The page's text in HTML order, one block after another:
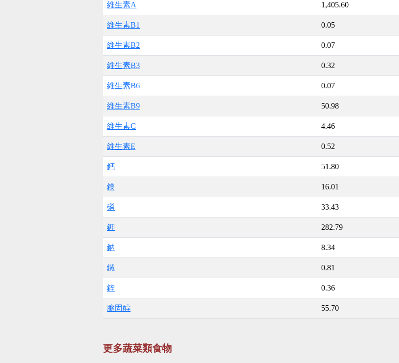
維生素A 1,405.60
維生素B1 0.05
維生素B2 0.07
維生素B3 0.32
維生素B6 0.07
維生素B9 50.98
維生素C 4.46
維生素E 0.52
鈣 51.80
鎂 16.01
磷 33.43
鉀 282.79
鈉 8.34
鐵 0.81
鋅 0.36
膽固醇 55.70
更多蔬菜類食物